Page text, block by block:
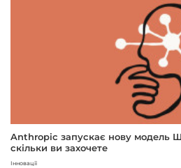
Anthropic запускає нову модель
скільки ви захочете
Інновації